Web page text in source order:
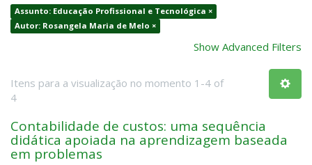
Assunto: Educação Profissional e Tecnológica ×
Autor: Rosangela Maria de Melo ×
Show Advanced Filters
Itens para a visualização no momento 1-4 of
4
Contabilidade de custos: uma sequência
didática apoiada na aprendizagem baseada
em problemas